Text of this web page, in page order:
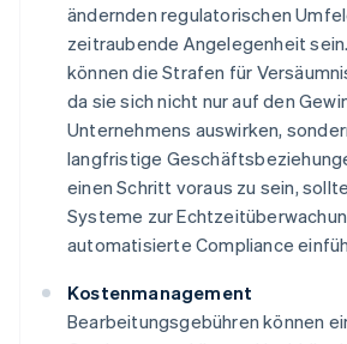
ändernden regulatorischen
zeitraubende Angelegenheit
können die Strafen für
da sie sich nicht nur auf den
Unternehmens auswirken,
langfristige
einen Schritt voraus zu sein,
Systeme zur
automatisierte Compliance
Kostenmanagement
Bearbeitungsgebühren können